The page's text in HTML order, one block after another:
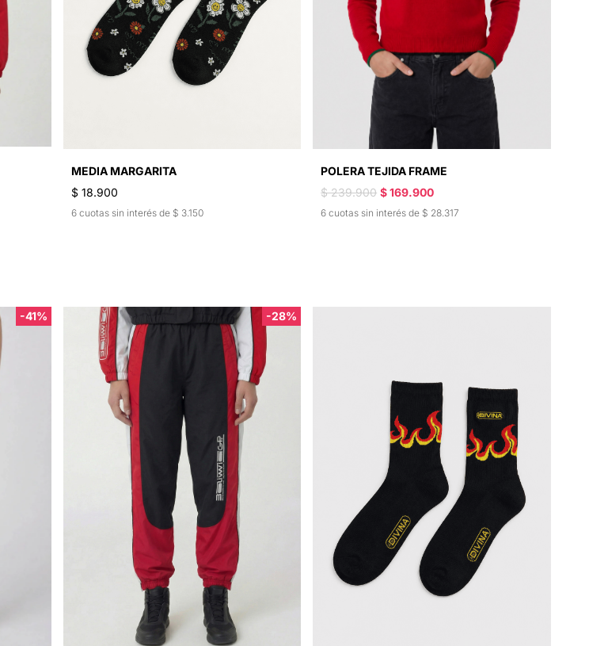
MEDIA MARGARITA
$ 18.900
6 cuotas sin interés de $ 3.150
POLERA TEJIDA FRAME
$ 239.900 $ 169.900
6 cuotas sin interés de $ 28.317
-41% -28%